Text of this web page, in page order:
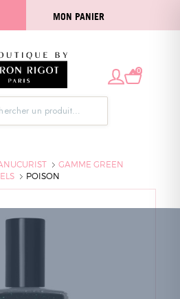
MON PANIER
0
GAMME GREEN
POISON